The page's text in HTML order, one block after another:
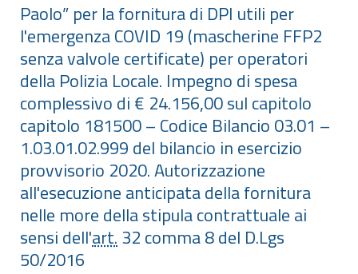
Paolo” per la fornitura di DPI utili per
l'emergenza COVID 19 (mascherine FFP2
senza valvole certificate) per operatori
della Polizia Locale. Impegno di spesa
complessivo di € 24.156,00 sul capitolo
capitolo 181500 – Codice Bilancio 03.01 –
1.03.01.02.999 del bilancio in esercizio
provvisorio 2020. Autorizzazione
all'esecuzione anticipata della fornitura
nelle more della stipula contrattuale ai
sensi dell'art. 32 comma 8 del D.Lgs
50/2016